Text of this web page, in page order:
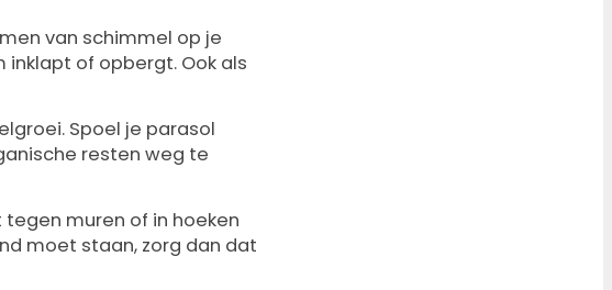
van schimmel op je
of opbergt. Ook als
Spoel je parasol
resten weg te
muren of in hoeken
moet staan, zorg dan dat